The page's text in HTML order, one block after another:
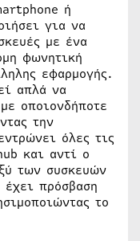
ή
για να
με ένα
φωνητική
εφαρμογής.
απλά να
οποιονδήποτε
την
όλες τις
και αντί ο
των συσκευών
πρόσβαση
το